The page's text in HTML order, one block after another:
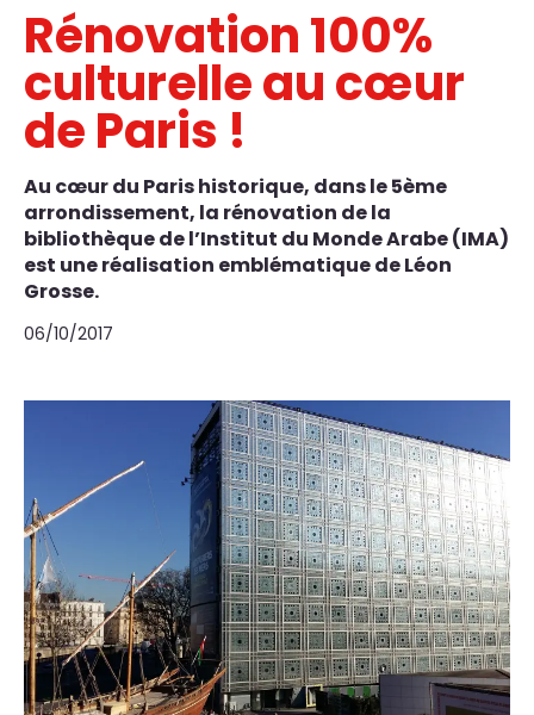
Rénovation 100%
culturelle au cœur
de Paris !
Au cœur du Paris historique, dans le 5ème
arrondissement, la rénovation de la
bibliothèque de l’Institut du Monde Arabe (IMA)
est une réalisation emblématique de Léon
Grosse.
06/10/2017